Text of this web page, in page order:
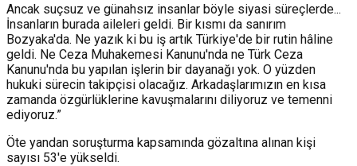
Ancak suçsuz ve günahsız insanlar böyle siyasi süreçlerde...
İnsanların burada aileleri geldi. Bir kısmı da sanırım
Bozyaka'da. Ne yazık ki bu iş artık Türkiye'de bir rutin hâline
geldi. Ne Ceza Muhakemesi Kanunu'nda ne Türk Ceza
Kanunu'nda bu yapılan işlerin bir dayanağı yok. O yüzden
hukuki sürecin takipçisi olacağız. Arkadaşlarımızın en kısa
zamanda özgürlüklerine kavuşmalarını diliyoruz ve temenni
ediyoruz.”
Öte yandan soruşturma kapsamında gözaltına alınan kişi
sayısı 53'e yükseldi.